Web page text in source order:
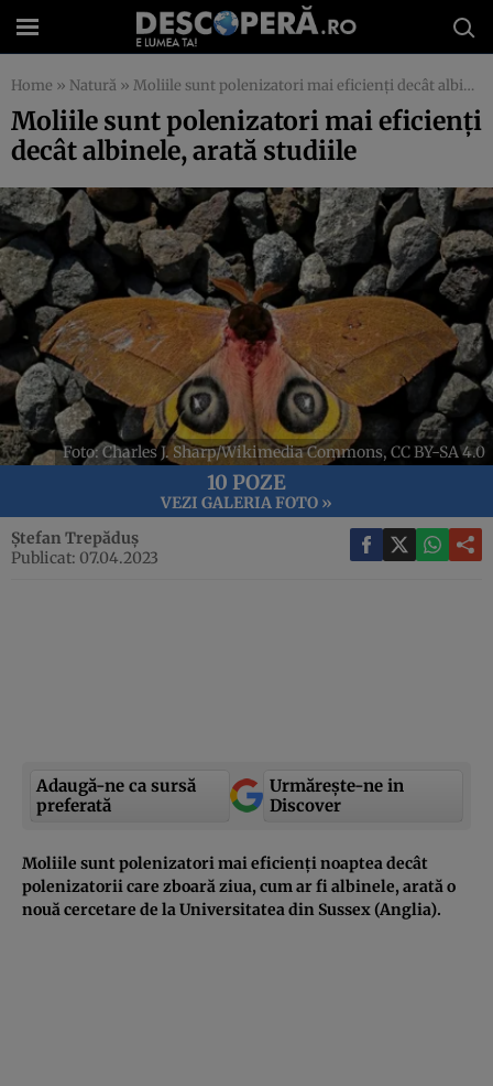
Home » Natură » Moliile sunt polenizatori mai eficienți decât albinele, arată studiile
Moliile sunt polenizatori mai eficienți
decât albinele, arată studiile
Foto: Charles J. Sharp/Wikimedia Commons, CC BY-SA 4.0
10 POZE
VEZI GALERIA FOTO »
Ștefan Trepăduș
Publicat: 07.04.2023
Adaugă-ne ca sursă
preferată
Urmărește-ne in
Discover
Moliile sunt polenizatori mai eficienți noaptea decât
polenizatorii care zboară ziua, cum ar fi albinele, arată o
nouă cercetare de la Universitatea din Sussex (Anglia).